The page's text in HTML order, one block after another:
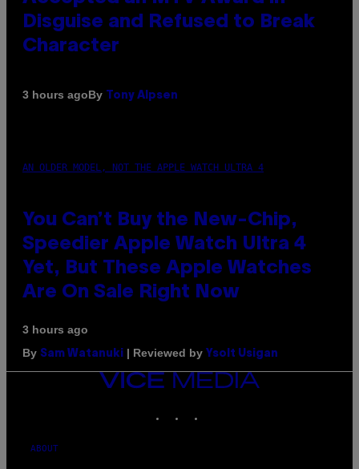
Disguise and Refused to Break
Character
3 hours agoBy Tony Alpsen
AN OLDER MODEL, NOT THE APPLE WATCH ULTRA 4
You Can’t Buy the New-Chip,
Speedier Apple Watch Ultra 4
Yet, But These Apple Watches
Are On Sale Right Now
3 hours ago
By Sam Watanuki | Reviewed by Ysolt Usigan
VICE
MEDIA
ABOUT